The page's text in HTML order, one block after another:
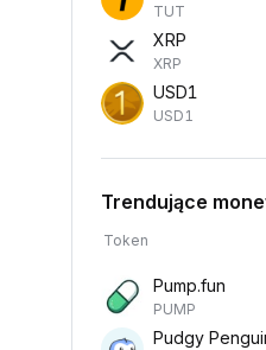
TUT
XRP
XRP
USD1
USD1
Trendujące
Token
Pump.fun
PUMP
Pudgy